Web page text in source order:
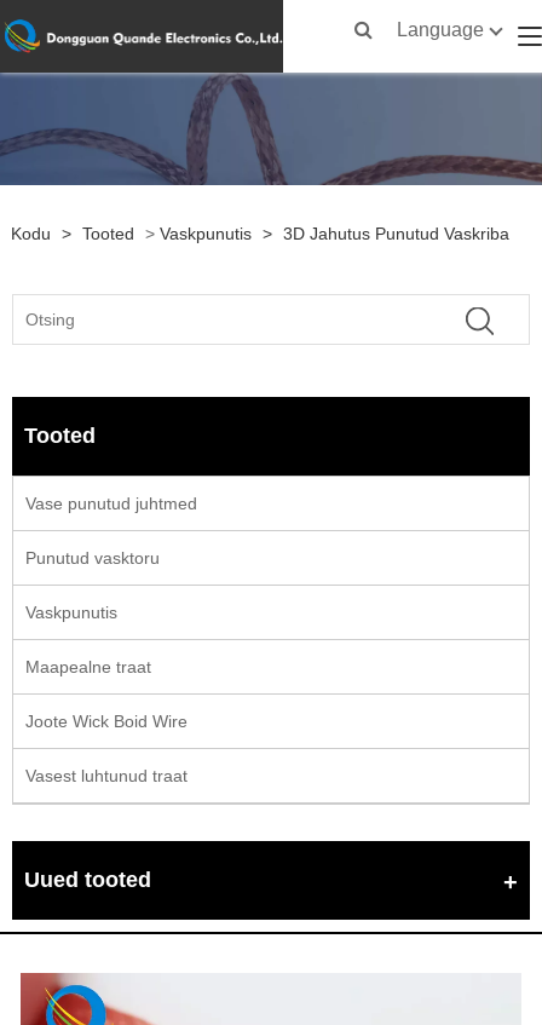
Language
Kodu > Tooted > Vaskpunutis > 3D Jahutus Punutud Vaskriba
Tooted
Vase punutud juhtmed
Punutud vasktoru
Vaskpunutis
Maapealne traat
Joote Wick Boid Wire
Vasest luhtunud traat
Uued tooted